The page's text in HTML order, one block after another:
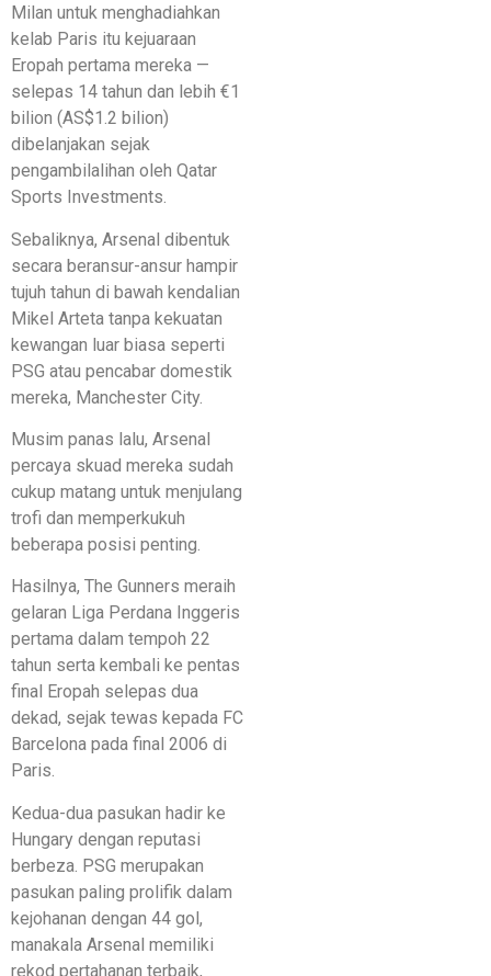
Milan untuk menghadiahkan
kelab Paris itu kejuaraan
Eropah pertama mereka —
selepas 14 tahun dan lebih €1
bilion (AS$1.2 bilion)
dibelanjakan sejak
pengambilalihan oleh Qatar
Sports Investments.
Sebaliknya, Arsenal dibentuk
secara beransur-ansur hampir
tujuh tahun di bawah kendalian
Mikel Arteta tanpa kekuatan
kewangan luar biasa seperti
PSG atau pencabar domestik
mereka, Manchester City.
Musim panas lalu, Arsenal
percaya skuad mereka sudah
cukup matang untuk menjulang
trofi dan memperkukuh
beberapa posisi penting.
Hasilnya, The Gunners meraih
gelaran Liga Perdana Inggeris
pertama dalam tempoh 22
tahun serta kembali ke pentas
final Eropah selepas dua
dekad, sejak tewas kepada FC
Barcelona pada final 2006 di
Paris.
Kedua-dua pasukan hadir ke
Hungary dengan reputasi
berbeza. PSG merupakan
pasukan paling prolifik dalam
kejohanan dengan 44 gol,
manakala Arsenal memiliki
rekod pertahanan terbaik,